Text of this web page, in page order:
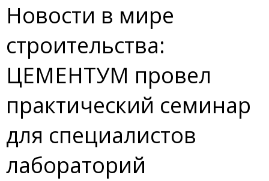
Новости в мире
строительства:
ЦЕМЕНТУМ провел
практический семинар
для специалистов
лабораторий